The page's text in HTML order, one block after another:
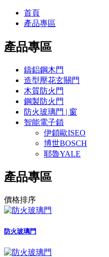
首頁
產品專區
產品專區
鑄鋁鋼木門
造型壓花玄關門
木質防火門
鋼製防火門
防火玻璃門 | 窗
智能電子鎖
伊鎖歐ISEO
博世BOSCH
耶魯YALE
產品專區
價格排序
防火玻璃門